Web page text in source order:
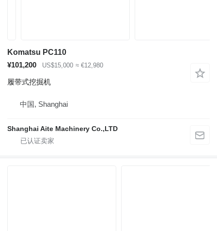
Komatsu PC110
¥101,200
US$15,000 ≈ €12,980
履带式挖掘机
中国, Shanghai
Shanghai Aite Machinery Co.,LTD